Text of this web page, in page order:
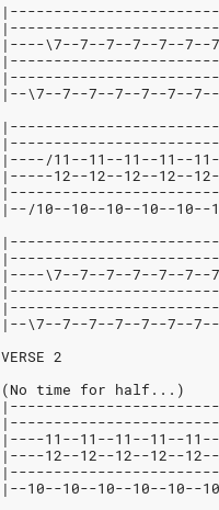
|----\7--7--7--7--7--
|--\7--7--7--7--7--7--
|----/11--11--11--11--
|-----12--12--12--12--
|--/10--10--10--10--
|----\7--7--7--7--7--
|--\7--7--7--7--7--7--
VERSE 2
(No time for half...)
|----11--11--11--11--
|----12--12--12--12--
|--10--10--10--10--10--